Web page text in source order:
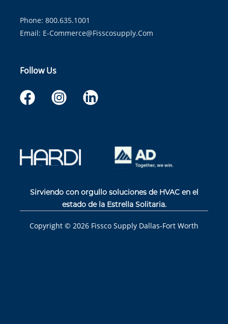
Phone: 800.635.1001
Email: E-Commerce@fisscosupply.com
Follow Us
Sirviendo con orgullo soluciones de HVAC en el
estado de la Estrella Solitaria.
Copyright © 2026 Fissco Supply Dallas-Fort Worth